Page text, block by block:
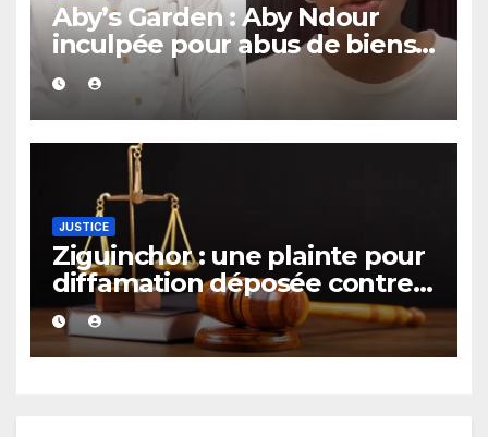
Aby’s Garden : Aby Ndour
inculpée pour abus de biens
sociaux dans une affaire
portant sur 420 millions FCFA
JUSTICE
Ziguinchor : une plainte pour
diffamation déposée contre
le maire Djibril Sonko